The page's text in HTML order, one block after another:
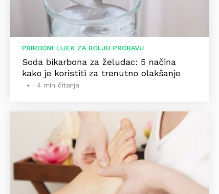
PRIRODNI LIJEK ZA BOLJU PROBAVU
Soda bikarbona za želudac: 5 načina
kako je koristiti za trenutno olakšanje
4 min čitanja